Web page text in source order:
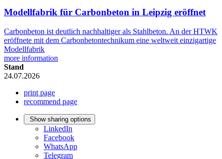
Modellfabrik für Carbonbeton in Leipzig eröffnet
Carbonbeton ist deutlich nachhaltiger als Stahlbeton. An der HTWK
eröffnete mit dem Carbonbetontechnikum eine weltweit einzigartige
Modellfabrik
more information
Stand
24.07.2026
print page
recommend page
Show sharing options
LinkedIn
Facebook
WhatsApp
Telegram